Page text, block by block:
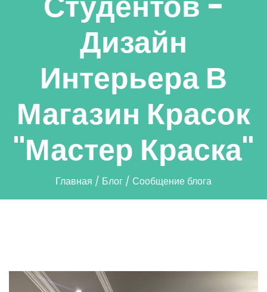
Дизайн
Интерьера В
Магазин Красок
"Мастер Краска"
Главная / Блог / Сообщение блога